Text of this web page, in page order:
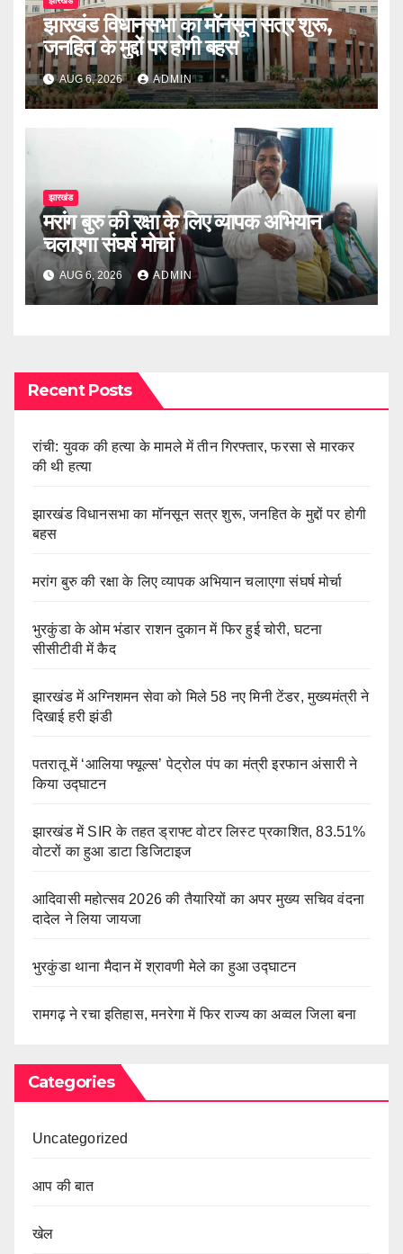
झारखंड विधानसभा का मॉनसून सत्र शुरू,
जनहित के मुद्दों पर होगी बहस
AUG 6, 2026 ADMIN
झारखंड
मरांग बुरु की रक्षा के लिए व्यापक अभियान
चलाएगा संघर्ष मोर्चा
AUG 6, 2026 ADMIN
Recent Posts
रांची: युवक की हत्या के मामले में तीन गिरफ्तार, फरसा से मारकर
की थी हत्या
झारखंड विधानसभा का मॉनसून सत्र शुरू, जनहित के मुद्दों पर होगी
बहस
मरांग बुरु की रक्षा के लिए व्यापक अभियान चलाएगा संघर्ष मोर्चा
भुरकुंडा के ओम भंडार राशन दुकान में फिर हुई चोरी, घटना
सीसीटीवी में कैद
झारखंड में अग्निशमन सेवा को मिले 58 नए मिनी टेंडर, मुख्यमंत्री ने
दिखाई हरी झंडी
पतरातू में ‘आलिया फ्यूल्स’ पेट्रोल पंप का मंत्री इरफान अंसारी ने
किया उद्घाटन
झारखंड में SIR के तहत ड्राफ्ट वोटर लिस्ट प्रकाशित, 83.51%
वोटरों का हुआ डाटा डिजिटाइज
आदिवासी महोत्सव 2026 की तैयारियों का अपर मुख्य सचिव वंदना
दादेल ने लिया जायजा
भुरकुंडा थाना मैदान में श्रावणी मेले का हुआ उद्घाटन
रामगढ़ ने रचा इतिहास, मनरेगा में फिर राज्य का अव्वल जिला बना
Categories
Uncategorized
आप की बात
खेल